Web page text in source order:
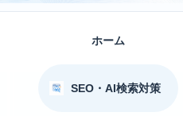
ホーム
SEO・AI検索対策